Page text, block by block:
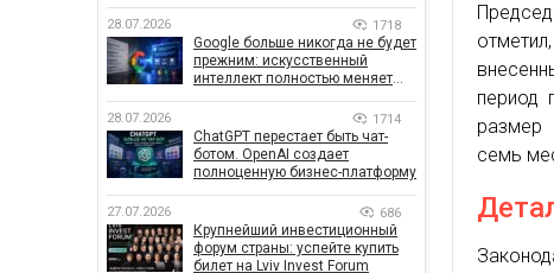
период
размер
семь
влияет на эффективность
кампаний
28.07.2026 1718
Google больше никогда не будет
прежним: искусственный
интеллект полностью меняет
28.07.2026 1714
ChatGPT перестает быть чат-
ботом. OpenAI создает
полноценную бизнес-платформу
27.07.2026 686
Крупнейший инвестиционный
форум страны: успейте купить
билет на Lviv Invest Forum